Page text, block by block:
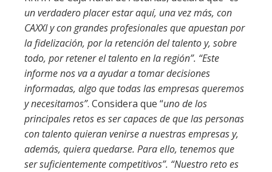
un verdadero placer estar aquí, una vez más, con
CAXXI y con grandes profesionales que apuestan por
la fidelización, por la retención del talento y, sobre
todo, por retener el talento en la región”. “Este
informe nos va a ayudar a tomar decisiones
informadas, algo que todas las empresas queremos
y necesitamos”. Considera que “uno de los
principales retos es ser capaces de que las personas
con talento quieran venirse a nuestras empresas y,
además, quiera quedarse. Para ello, tenemos que
ser suficientemente competitivos”. “Nuestro reto es